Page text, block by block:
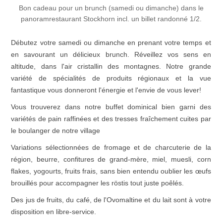
Bon cadeau pour un brunch (samedi ou dimanche) dans le
panoramrestaurant Stockhorn incl. un billet randonné 1/2.
Débutez votre samedi ou dimanche en prenant votre temps et
en savourant un délicieux brunch. Réveillez vos sens en
altitude, dans l'air cristallin des montagnes. Notre grande
variété de spécialités de produits régionaux et la vue
fantastique vous donneront l'énergie et l'envie de vous lever!
Vous trouverez dans notre buffet dominical bien garni des
variétés de pain raffinées et des tresses fraîchement cuites par
le boulanger de notre village
Variations sélectionnées de fromage et de charcuterie de la
région, beurre, confitures de grand-mère, miel, muesli, corn
flakes, yogourts, fruits frais, sans bien entendu oublier les œufs
brouillés pour accompagner les röstis tout juste poêlés.
Des jus de fruits, du café, de l'Ovomaltine et du lait sont à votre
disposition en libre-service.